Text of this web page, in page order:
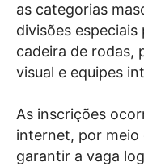
as categorias
divisões especiais
cadeira de rodas,
visual e equipes
As inscrições
internet, por meio
garantir a vaga